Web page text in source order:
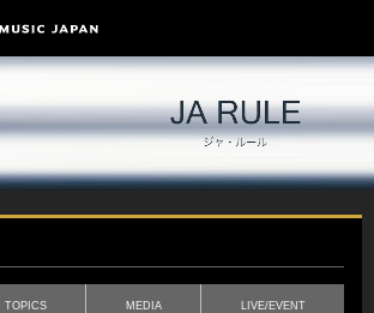
TOPICS MEDIA LIVE/EVENT